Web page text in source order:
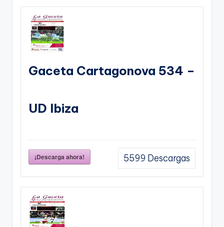
Gaceta Cartagonova 534 –
UD Ibiza
¡Descarga ahora! 5599 Descargas